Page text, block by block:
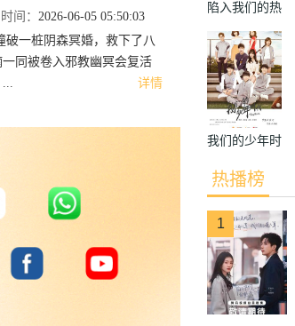
时间： 2026-06-05 05:50:03
详情
破一桩阴森冥婚，救下了八
同被卷入邪教幽冥会复活
...
陷入我们的热
恋
我们的少年时
代
热播榜
1